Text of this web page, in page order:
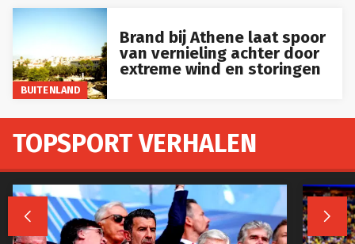
BUITENLAND
Brand bij Athene laat spoor
van vernieling achter door
extreme wind en storingen
TOPSPORT VERHALEN
 